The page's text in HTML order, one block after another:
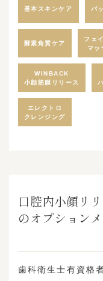
基本スキンケア パ
酵素角質ケア
フェ
マッ
WINBACK
小顔筋膜リリース
エレクトロ
クレンジング
口腔内小顔リ
のオプション
歯科衛生士有資格